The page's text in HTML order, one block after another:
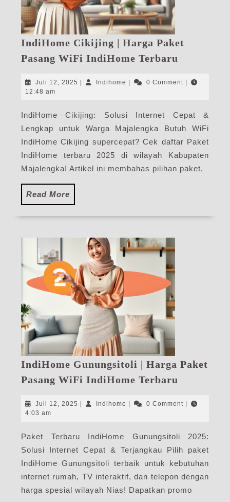
IndiHome Cikijing | Harga Paket
Pasang WiFi IndiHome Terbaru
|
Pasang
WiFi
IndiHome
Terbaru
Juli 12, 2025 Juli
Indihome Indihome0 Comment
12:48 am
IndiHome Cikijing: Solusi Internet Cepat &
Lengkap untuk Warga Majalengka Butuh WiFi
IndiHome Cikijing supercepat? Cek daftar Paket
IndiHome terbaru 2025 di wilayah Kabupaten
Majalengka! Artikel ini membahas pilihan paket,
Read More
More
IndiHome Gunungsitoli | Harga Paket
Pasang WiFi IndiHome Terbaru
|
Pasang
WiFi
IndiHome
Terbaru
Juli 12, 2025 Juli
| Indihome Indihome
| 0 Comment |
4:03 am
Paket Terbaru IndiHome Gunungsitoli 2025:
Solusi Internet Cepat & Terjangkau Pilih paket
IndiHome Gunungsitoli terbaik untuk kebutuhan
internet rumah, TV interaktif, dan telepon dengan
harga spesial wilayah Nias! Dapatkan promo